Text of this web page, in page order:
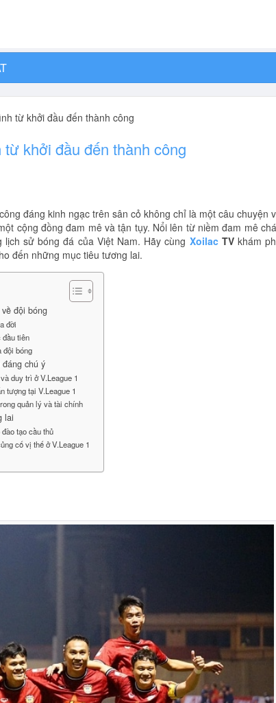
từ khởi đầu đến thành công
khởi đầu đến thành công
đáng kinh ngạc trên sân cỏ không chỉ là một câu chuyện
cộng đồng đam mê và tận tụy. Nổi lên từ niềm đam mê
sử bóng đá của Việt Nam. Hãy cùng XoilacTVkhám
đến những mục tiêu tương lai.
đội bóng
đời
đầu tiên
đội bóng
chú ý
duy trì ở V.League 1
tượng tại V.League 1
quản lý và tài chính
lai
tạo cầu thủ
cố vị thế ở V.League 1